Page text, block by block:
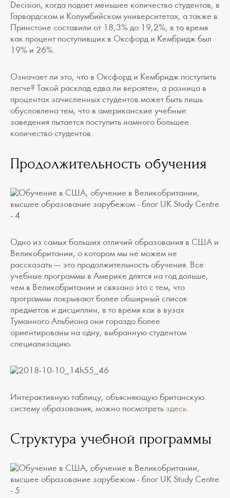
Decision, когда подает меньшее количество студентов, в
Гарвардском и Колумбийском университетах, а также в
Принстоне составили от 18,3% до 19,2%, в то время
как процент поступивших в Оксфорд и Кембридж был
19% и 26%.
Означает ли это, что в Оксфорд и Кембридж поступить
легче? Такой расклад едва ли вероятен, а разница в
процентах зачисленных студентов может быть лишь
обусловлена тем, что в американские учебные
заведения пытается поступить намного большее
количество студентов.
Продолжительность обучения
Одно из самых больших отличий образования в США и
Великобритании, о котором мы не можем не
рассказать — это продолжительность обучения. Все
учебные программы в Америке длятся на год дольше,
чем в Великобритании и связано это с тем, что
программы покрывают более обширный список
предметов и дисциплин, в то время как в вузах
Туманного Альбиона они гораздо более
ориентированы на одну, выбранную студентом
специализацию.
Интерактивную таблицу, объясняющую британскую
систему образования, можно посмотреть здесь.
Структура учебной программы